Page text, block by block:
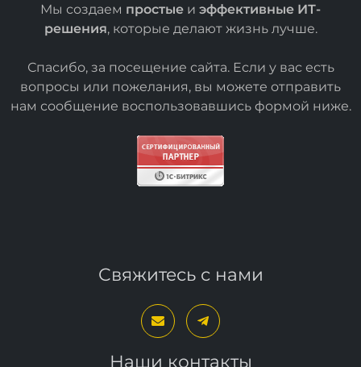
Мы создаем простые и эффективные ИТ-
решения, которые делают жизнь лучше.
Спасибо, за посещение сайта. Если у вас есть
вопросы или пожелания, вы можете отправить
нам сообщение воспользовавшись формой ниже.
Свяжитесь с нами
Наши контакты